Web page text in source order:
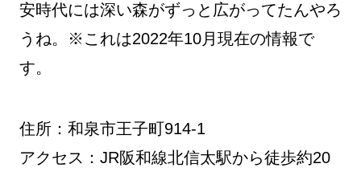
安時代には深い森がずっと広がってたんやろ
うね。※これは2022年10月現在の情報で
す。
住所：和泉市王子町914-1
アクセス：JR阪和線北信太駅から徒歩約20